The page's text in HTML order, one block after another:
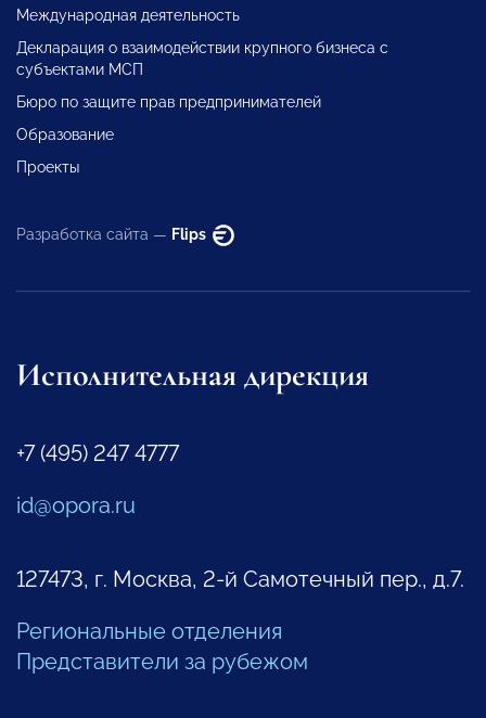
Международная деятельность
Декларация о взаимодействии крупного бизнеса с
субъектами МСП
Бюро по защите прав предпринимателей
Образование
Проекты
Разработка сайта — Flips
Исполнительная дирекция
+7 (495) 247 4777
id@opora.ru
127473, г. Москва, 2-й Самотечный пер., д.7.
Региональные отделения
Представители за рубежом